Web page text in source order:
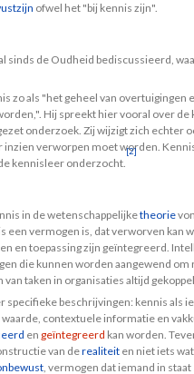
ofwel het "bij kennis zijn".
sinds de Oudheid bediscussieerd,
zo als "het geheel van overtuigingen
Hij spreekt hier vooral over
onderzoek. Zij wijzigt zich echter
verworpen moet worden.
kennisleer onderzocht.
[2]
in de wetenschappelijketheorie
een vermogen is, dat verworven kan
en toepassing zijn geïntegreerd.
die kunnen worden aangewend
taken in organisaties altijd
specifieke beschrijvingen: kennis als
waarde, contextuele informatie en
en geïntegreerd kan worden.
van derealiteit en niet iets
, vermogen dat iemand in